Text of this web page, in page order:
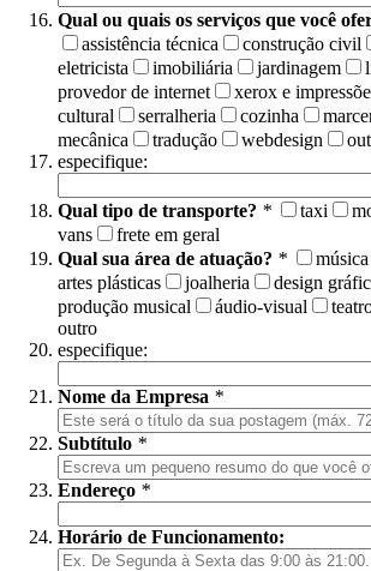
Qual ou quais os serviços que você
assistência técnica
construção civil
eletricista
imobiliária jardinagem
provedor de internet
xerox e
cultural
serralheria cozinha
mecânica
tradução webdesign
especifique:
Qual tipo de transporte? * taxi
vans
frete em geral
Qual sua área de atuação? * música
artes plásticas
joalheria design
produção musical
áudio-visual
outro
especifique:
Nome da Empresa *
Subtítulo *
Endereço *
Horário de Funcionamento: